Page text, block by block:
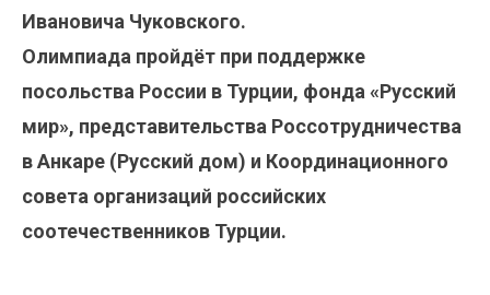
Ивановича Чуковского.
Олимпиада пройдёт при поддержке
посольства России в Турции, фонда «Русский
мир», представительства Россотрудничества
в Анкаре (Русский дом) и Координационного
совета организаций российских
соотечественников Турции.